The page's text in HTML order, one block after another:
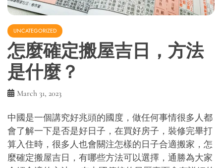
UNCATEGORIZED
怎麼確定搬屋吉日，方法
是什麼？
March 31, 2023
中國是一個講究好兆頭的國度，做任何事情很多人都
會了解一下是否是好日子，在買好房子，裝修完畢打
算入住時，很多人也會關注怎樣的日子合適搬家，怎
麼確定搬屋吉日，有哪些方法可以選擇，通勝為大家